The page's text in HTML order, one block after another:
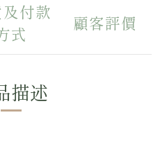
付款
式
顧客評價
描述